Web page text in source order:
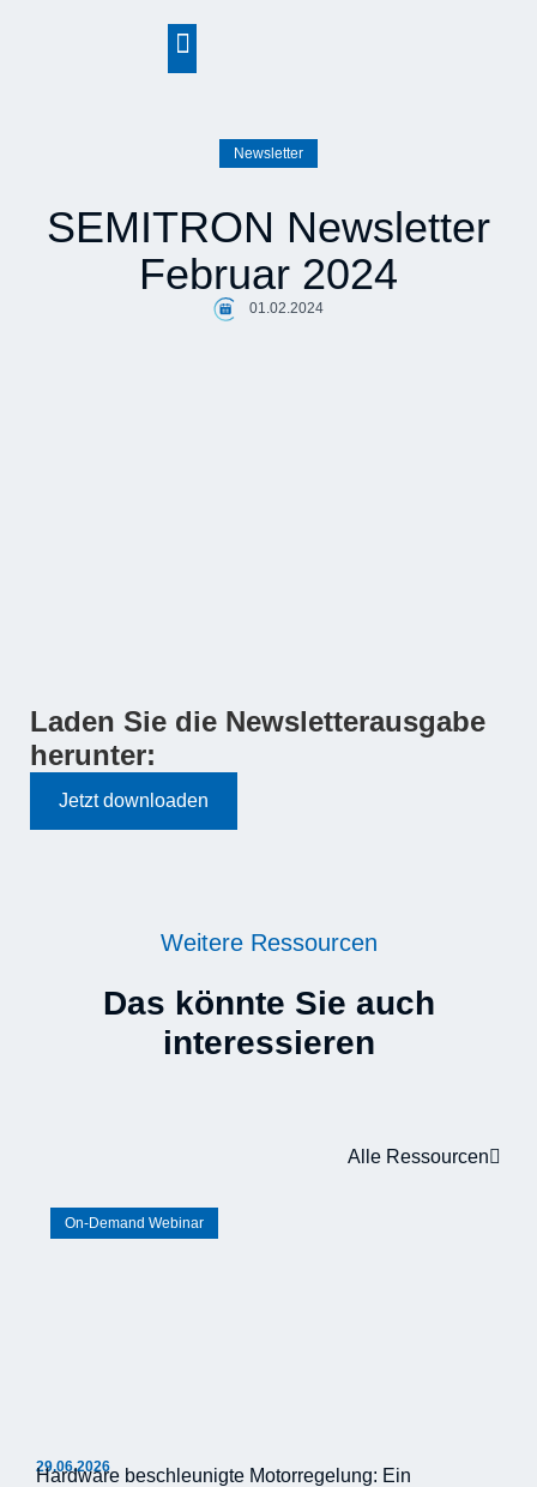
Newsletter
SEMITRON Newsletter
Februar 2024
01.02.2024
Laden Sie die Newsletterausgabe
herunter:
Jetzt downloaden
Weitere Ressourcen
Das könnte Sie auch
interessieren
Alle Ressourcen
On-Demand Webinar
29.06.2026
Hardware beschleunigte Motorregelung: Ein